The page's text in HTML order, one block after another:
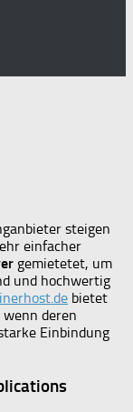
steigen
einfacher
gemietetet, um
und hochwertig
bietet
wenn deren
Einbindung